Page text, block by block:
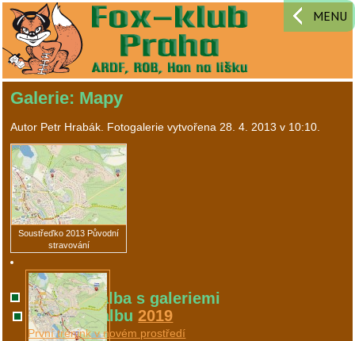
MENU
Galerie: Mapy
Autor Petr Hrabák. Fotogalerie vytvořena 28. 4. 2013 v 10:10.
Soustřeďko 2013 Původní
stravování
Všechna alba s galeriemi
Galerie v albu2019
První trénink v novém prostředí